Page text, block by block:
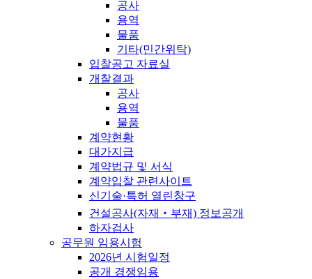
공사
용역
물품
기타(민간위탁)
입찰공고 자료실
개찰결과
공사
용역
물품
계약현황
대가지급
계약법규 및 서식
계약입찰 관련사이트
신기술·특허 열린창구
건설공사(자재‧부재) 정보공개
하자검사
공무원 임용시험
2026년 시험일정
공개 경쟁임용